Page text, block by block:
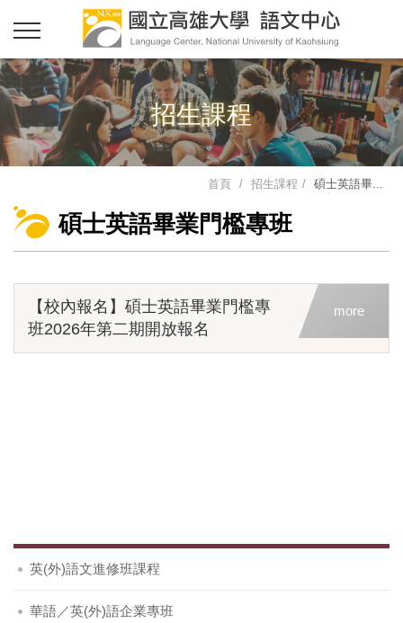
招生課程
首頁 招生課程 碩士英語畢...
碩士英語畢業門檻專班
【校內報名】碩士英語畢業門檻專
班2026年第二期開放報名
more
英(外)語文進修班課程
華語／英(外)語企業專班